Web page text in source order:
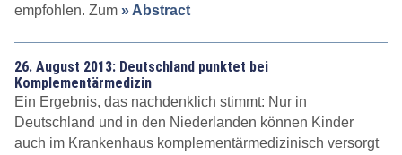
empfohlen. Zum » Abstract
26. August 2013: Deutschland punktet bei
Komplementärmedizin
Ein Ergebnis, das nachdenklich stimmt: Nur in
Deutschland und in den Niederlanden können Kinder
auch im Krankenhaus komplementärmedizinisch versorgt